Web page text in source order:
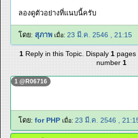
ลองดูตัวอย่างที่แนบนี้ครับ
โดย: สุภาพ เมื่อ: 23 มี.ค. 2546 , 21:15
1Reply in this Topic. Dispaly 1 pages
number 1
1 @R06716
โดย: for PHP เมื่อ: 23 มี.ค. 2546 ,